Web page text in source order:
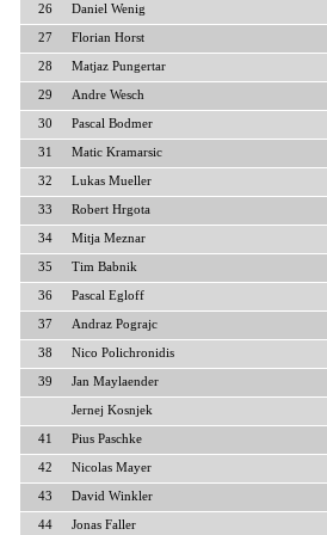
26 Daniel Wenig
27 Florian Horst
28 Matjaz Pungertar
29 Andre Wesch
30 Pascal Bodmer
31 Matic Kramarsic
32 Lukas Mueller
33 Robert Hrgota
34 Mitja Meznar
35 Tim Babnik
36 Pascal Egloff
37 Andraz Pograjc
38 Nico Polichronidis
39 Jan Maylaender
Jernej Kosnjek
41 Pius Paschke
42 Nicolas Mayer
43 David Winkler
44 Jonas Faller